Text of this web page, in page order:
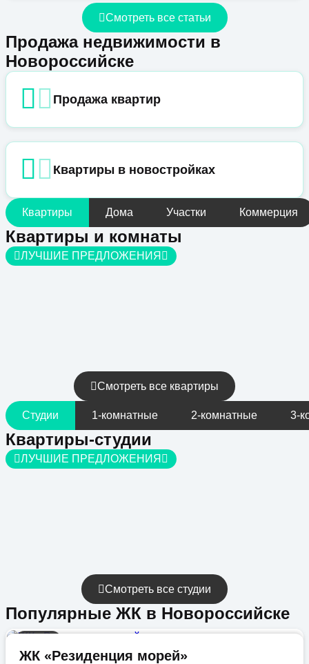
Смотреть все статьи
Продажа недвижимости в
Новороссийске
Продажа квартир
Квартиры в новостройках
Квартиры Дома Участки Коммерция
Квартиры и комнаты
ЛУЧШИЕ ПРЕДЛОЖЕНИЯ
Смотреть все квартиры
Студии 1-комнатные 2-комнатные 3-
Квартиры-студии
ЛУЧШИЕ ПРЕДЛОЖЕНИЯ
Смотреть все студии
Популярные ЖК в Новороссийске
ЖК «Резиденция морей»